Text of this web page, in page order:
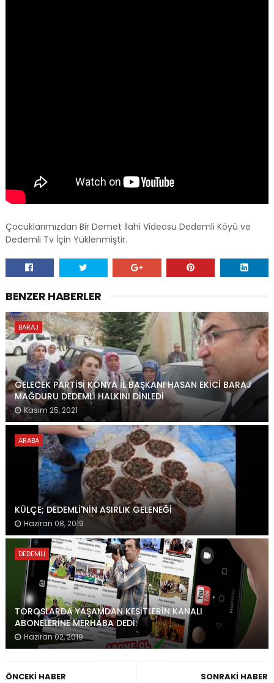
Çocuklarımızdan Bir Demet İlahi Videosu Dedemli Köyü ve
Dedemli Tv İçin Yüklenmiştir.
BENZER HABERLER
BARAJ
GELECEK PARTİSİ KONYA İL BAŞKANI HASAN EKİCİ BARAJ
MAĞDURU DEDEMLİ HALKINI DİNLEDİ
Kasım 25, 2021
ARABA
KÜLÇE; DEDEMLİ'NİN ASIRLIK GELENEĞİ
Haziran 08, 2019
DEDEMLI
TOROSLARDA YAŞAMDAN KESİTLERİN KANALI
ABONELERİNE MERHABA DEDİ:
Haziran 02, 2019
SONRAKI HABER
ÖNCEKI HABER